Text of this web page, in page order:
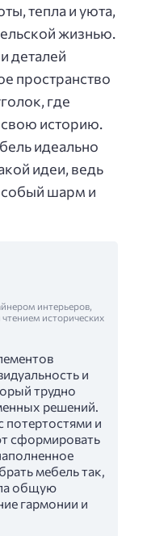
тепла и уюта,
жизнью.
деталей
пространство
где
свою историю.
идеально
идеи, ведь
шарм и
интерьеров,
исторических
и
трудно
решений.
потертостями и
сформировать
мебель так,
общую
гармонии и